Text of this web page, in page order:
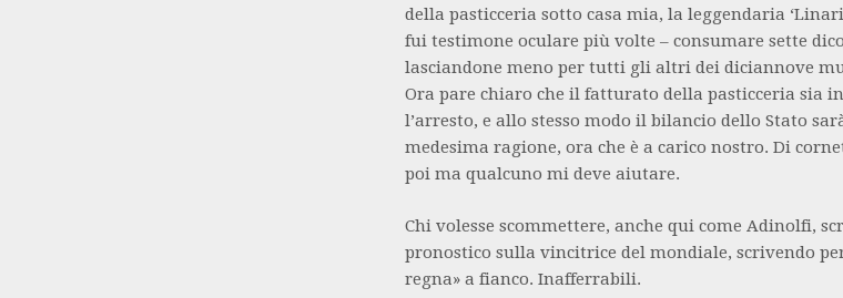
della pasticceria sotto casa mia, la leggendaria
fui testimone oculare più volte – consumare sette
lasciandone meno per tutti gli altri dei diciannove
Ora pare chiaro che il fatturato della pasticceria sia
l’arresto, e allo stesso modo il bilancio dello Stato
medesima ragione, ora che è a carico nostro. Di
poi ma qualcuno mi deve aiutare.
Chi volesse scommettere, anche qui come Adinolfi,
pronostico sulla vincitrice del mondiale, scrivendo
regna» a fianco. Inafferrabili.